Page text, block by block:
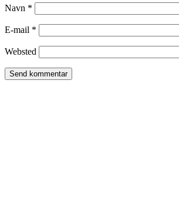
Navn *
E-mail *
Websted